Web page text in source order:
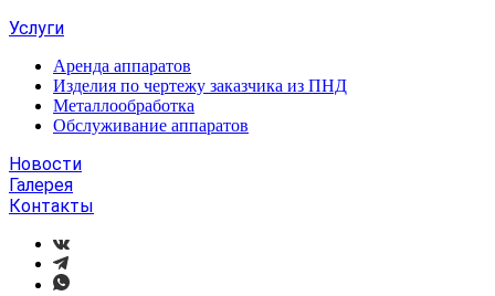
Услуги
Аренда аппаратов
Изделия по чертежу заказчика из ПНД
Металлообработка
Обслуживание аппаратов
Новости
Галерея
Контакты